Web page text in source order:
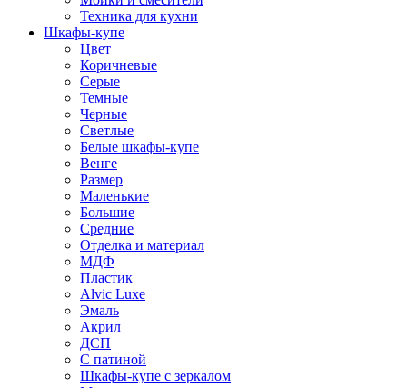
Техника для кухни
Шкафы-купе
Цвет
Коричневые
Серые
Темные
Черные
Светлые
Белые шкафы-купе
Венге
Размер
Маленькие
Большие
Средние
Отделка и материал
МДФ
Пластик
Alvic Luxe
Эмаль
Акрил
ДСП
С патиной
Шкафы-купе с зеркалом